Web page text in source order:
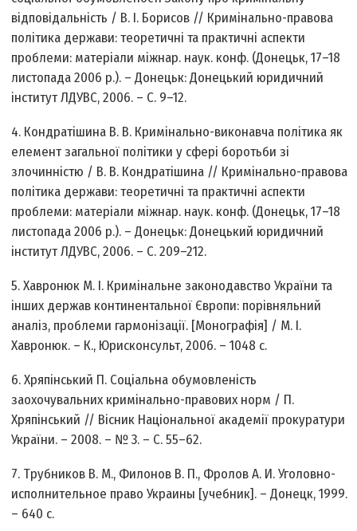
відповідальність / В. І. Борисов // Кримінально-правова
політика держави: теоретичні та практичні аспекти
проблеми: матеріали міжнар. наук. конф. (Донецьк, 17–18
листопада 2006 р.). – Донецьк: Донецький юридичний
інститут ЛДУВС, 2006. – С. 9–12.
4. Кондратішина В. В. Кримінально-виконавча політика як
елемент загальної політики у сфері боротьби зі
злочинністю / В. В. Кондратішина // Кримінально-правова
політика держави: теоретичні та практичні аспекти
проблеми: матеріали міжнар. наук. конф. (Донецьк, 17–18
листопада 2006 р.). – Донецьк: Донецький юридичний
інститут ЛДУВС, 2006. – С. 209–212.
5. Хавронюк М. І. Кримінальне законодавство України та
інших держав континентальної Європи: порівняльний
аналіз, проблеми гармонізації. [Монографія] / М. І.
Хавронюк. – К., Юрисконсульт, 2006. – 1048 с.
6. Хряпінський П. Соціальна обумовленість
заохочувальних кримінально-правових норм / П.
Хряпінський // Вісник Національної академії прокуратури
України. – 2008. – № 3. – С. 55–62.
7. Трубников В. М., Филонов В. П., Фролов А. И. Уголовно-
исполнительное право Украины [учебник]. – Донецк, 1999.
– 640 с.